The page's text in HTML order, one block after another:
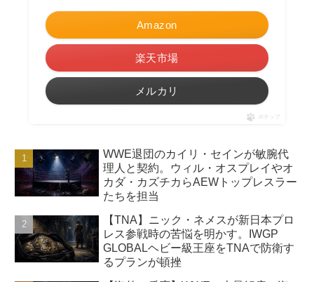
Amazon
楽天市場
メルカリ
ポチップ
WWE退団のカイリ・セインが敏腕代
理人と契約。ウィル・オスプレイやオ
カダ・カズチカらAEWトップレスラー
たちを担当
【TNA】ニック・ネメスが新日本プロ
レス参戦時の苦悩を明かす。IWGP
GLOBALヘビー級王座をTNAで防衛す
るプランが頓挫